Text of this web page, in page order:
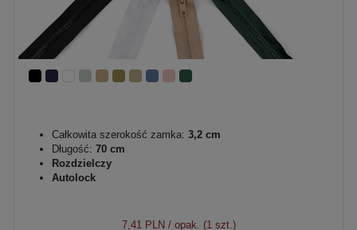
Całkowita szerokość zamka: 3,2 cm
Długość: 70 cm
Rozdzielczy
Autolock
7,41 PLN / opak. (1 szt.)